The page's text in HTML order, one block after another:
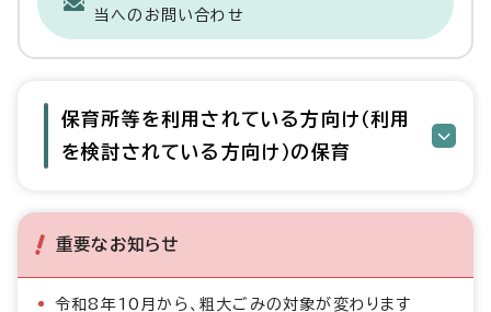
当へのお問い合わせ
保育所等を利用されている方向け（利用
を検討されている方向け）の保育
重要なお知らせ
令和8年10月から、粗大ごみの対象が変わります